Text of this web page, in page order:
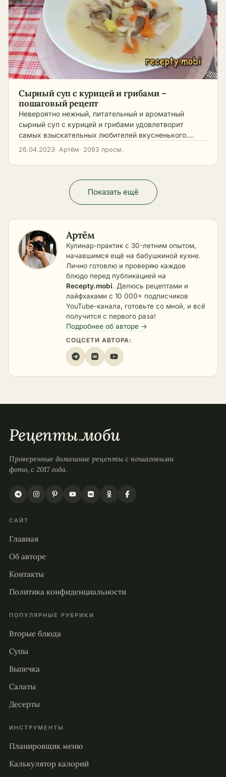
Сырный суп с курицей и грибами –
пошаговый рецепт
Невероятно нежный, питательный и ароматный
сырный суп с курицей и грибами удовлетворит
самых взыскательных любителей вкусненького.…
26.04.2023· Артём· 2093 просм.
Показать ещё
Артём
Кулинар-практик с 30-летним опытом,
начавшимся ещё на бабушкиной кухне.
Лично готовлю и проверяю каждое
блюдо перед публикацией на
Recepty.mobi. Делюсь рецептами и
лайфхаками с 10 000+ подписчиков
YouTube-канала, готовьте со мной, и всё
получится с первого раза!
Подробнее об авторе →
СОЦСЕТИ АВТОРА:
Рецепты.моби
Проверенные домашние рецепты с пошаговыми
фото, с 2017 года.
САЙТ
Главная
Об авторе
Контакты
Политика конфиденциальности
ПОПУЛЯРНЫЕ РУБРИКИ
Вторые блюда
Супы
Выпечка
Салаты
Десерты
ИНСТРУМЕНТЫ
Планировщик меню
Калькулятор калорий